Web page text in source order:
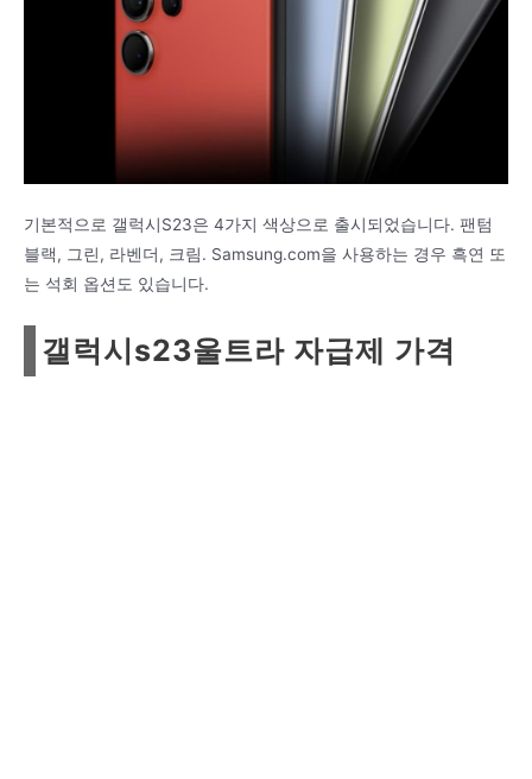
기본적으로 갤럭시S23은 4가지 색상으로 출시되었습니다. 팬텀
블랙, 그린, 라벤더, 크림. Samsung.com을 사용하는 경우 흑연 또
는 석회 옵션도 있습니다.
갤럭시s23울트라 자급제 가격